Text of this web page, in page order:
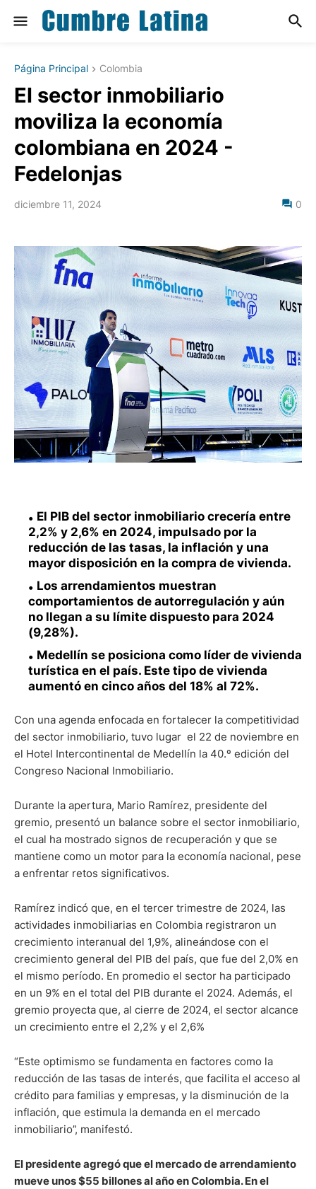
Página Principal Colombia
El sector inmobiliario
moviliza la economía
colombiana en 2024 -
Fedelonjas
diciembre 11, 2024 0
El PIB del sector inmobiliario crecería entre
2,2% y 2,6% en 2024, impulsado por la
reducción de las tasas, la inflación y una
mayor disposición en la compra de vivienda.
Los arrendamientos muestran
comportamientos de autorregulación y aún
no llegan a su límite dispuesto para 2024
(9,28%).
Medellín se posiciona como líder de vivienda
turística en el país. Este tipo de vivienda
aumentó en cinco años del 18% al 72%.
Con una agenda enfocada en fortalecer la competitividad
del sector inmobiliario, tuvo lugar el 22 de noviembre en
el Hotel Intercontinental de Medellín la 40.º edición del
Congreso Nacional Inmobiliario.
Durante la apertura, Mario Ramírez, presidente del
gremio, presentó un balance sobre el sector inmobiliario,
el cual ha mostrado signos de recuperación y que se
mantiene como un motor para la economía nacional, pese
a enfrentar retos significativos.
Ramírez indicó que, en el tercer trimestre de 2024, las
actividades inmobiliarias en Colombia registraron un
crecimiento interanual del 1,9%, alineándose con el
crecimiento general del PIB del país, que fue del 2,0% en
el mismo período. En promedio el sector ha participado
en un 9% en el total del PIB durante el 2024. Además, el
gremio proyecta que, al cierre de 2024, el sector alcance
un crecimiento entre el 2,2% y el 2,6%
“Este optimismo se fundamenta en factores como la
reducción de las tasas de interés, que facilita el acceso al
crédito para familias y empresas, y la disminución de la
inflación, que estimula la demanda en el mercado
inmobiliario”, manifestó.
El presidente agregó que el mercado de arrendamiento
mueve unos $55 billones al año en Colombia. En el